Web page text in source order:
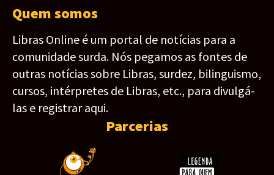
Quem somos
Libras Online é um portal de notícias para a
comunidade surda. Nós pegamos as fontes de
outras notícias sobre Libras, surdez, bilinguismo,
cursos, intérpretes de Libras, etc., para divulgá-
las e registrar aqui.
Parcerias